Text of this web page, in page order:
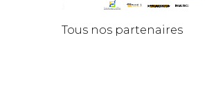
Tous nos partenaires